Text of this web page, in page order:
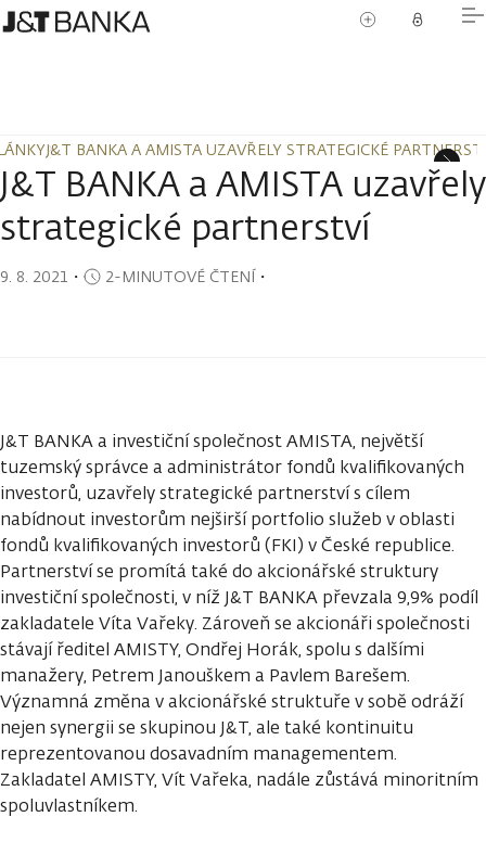
J&T BANKA A AMISTA UZAVŘELY STRATEGICKÉ
J&T BANKA A AMISTA UZAVŘELY STRATEGICKÉ
J&T BANKA a AMISTA uzavřely
strategické partnerství
9. 8. 2021 ・ 2-MINUTOVÉ ČTENÍ・
J&T BANKA a investiční společnost AMISTA, největší
tuzemský správce a administrátor fondů kvalifikovaných
investorů, uzavřely strategické partnerství s cílem
nabídnout investorům nejširší portfolio služeb v oblasti
fondů kvalifikovaných investorů (FKI) v České republice.
Partnerství se promítá také do akcionářské struktury
investiční společnosti, v níž J&T BANKA převzala 9,9% podíl
zakladatele Víta Vařeky. Zároveň se akcionáři společnosti
stávají ředitel AMISTY, Ondřej Horák, spolu s dalšími
manažery, Petrem Janouškem a Pavlem Barešem.
Významná změna v akcionářské struktuře v sobě odráží
nejen synergii se skupinou J&T, ale také kontinuitu
reprezentovanou dosavadním managementem.
Zakladatel AMISTY, Vít Vařeka, nadále zůstává minoritním
spoluvlastníkem.